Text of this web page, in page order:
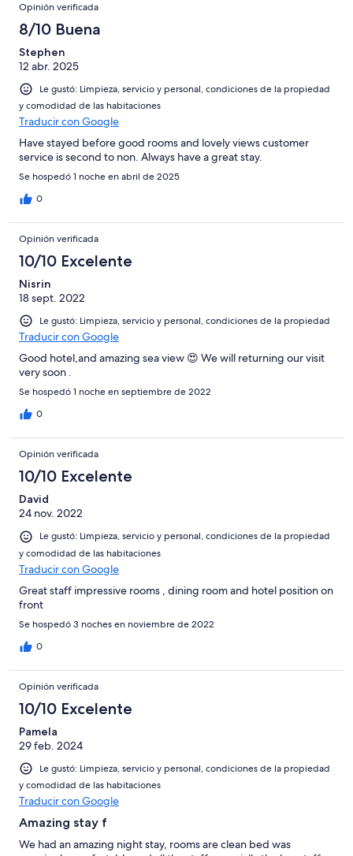
Opinión verificada
8/10 Buena
Stephen
12 abr. 2025
Le gustó: Limpieza, servicio y personal, condiciones de la propiedad
y comodidad de las habitaciones
Traducir con Google
Have stayed before good rooms and lovely views customer
service is second to non. Always have a great stay.
Se hospedó 1 noche en abril de 2025
0
Opinión verificada
10/10 Excelente
Nisrin
18 sept. 2022
Le gustó: Limpieza, servicio y personal, condiciones de la propiedad
Traducir con Google
Good hotel,and amazing sea view 😍 We will returning our visit
very soon .
Se hospedó 1 noche en septiembre de 2022
0
Opinión verificada
10/10 Excelente
David
24 nov. 2022
Le gustó: Limpieza, servicio y personal, condiciones de la propiedad
y comodidad de las habitaciones
Traducir con Google
Great staff impressive rooms , dining room and hotel position on
front
Se hospedó 3 noches en noviembre de 2022
0
Opinión verificada
10/10 Excelente
Pamela
29 feb. 2024
Le gustó: Limpieza, servicio y personal, condiciones de la propiedad
y comodidad de las habitaciones
Traducir con Google
Amazing stay f
We had an amazing night stay, rooms are clean bed was